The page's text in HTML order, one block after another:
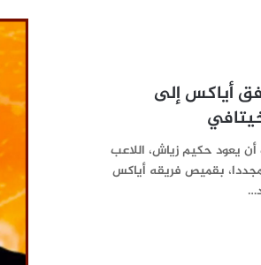
أياكس إلى
يعود حكيم زياش، اللاعب
مجددا، بقميص فريقه أياكس